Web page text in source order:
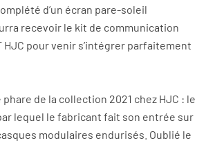
d’un écran pare-soleil
recevoir le kit de communication
HJC pour venir s’intégrer parfaitement
de la collection 2021 chez HJC : le
lequel le fabricant fait son entrée sur
modulaires endurisés. Oublié le